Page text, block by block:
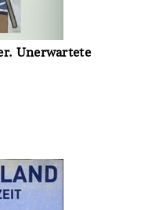
Unerwartete